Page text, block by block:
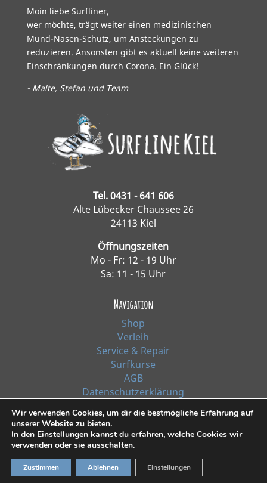
Moin liebe Surfliner,
wer möchte, trägt weiter einen medizinischen
Mund-Nasen-Schutz, um Ansteckungen zu
reduzieren. Ansonsten gibt es aktuell keine weiteren
Einschränkungen durch Corona. Ein Glück!
- Malte, Stefan und Team
Tel. 0431 - 641 606
Alte Lübecker Chaussee 26
24113 Kiel
Öffnungszeiten
Mo - Fr: 12 - 19 Uhr
Sa: 11 - 15 Uhr
Navigation
Shop
Verleih
Service & Repair
Surfkurse
AGB
Datenschutzerklärung
*Alle Preise inkl. Ust. zzgl. Versandkosten
© 2021, Surf Line GmbH Kiel | Design:
Wir verwenden Cookies, um dir die bestmögliche Erfahrung auf
unserer Website zu bieten.
In den Einstellungen kannst du erfahren, welche Cookies wir
verwenden oder sie ausschalten.
Zustimmen Ablehnen Einstellungen